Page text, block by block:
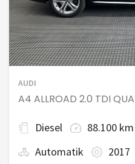
AUDI
A4 ALLROAD 2.0 TDI
Diesel 88.100 km
Automatik
2017